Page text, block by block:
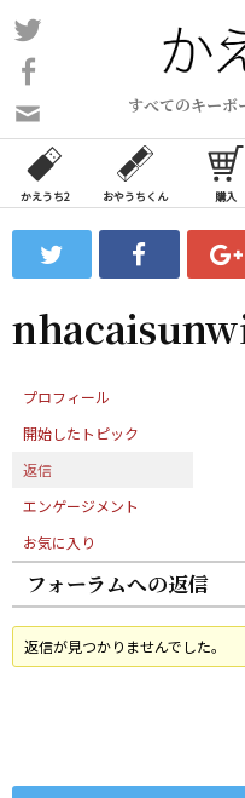
コ
ン
ン
ツ
ス
ッ
すべてのキーボ
い
合
わ
フ
ォ
ム
かえうち2 おやうちくん 購入
プロフィール
開始したトピック
返信
エンゲージメント
お気に入り
フォーラムへの返信
返信が見つかりませんでした。